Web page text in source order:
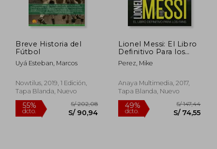
54% S/ 238,07 55%
Breve Historia del
Fútbol
Uyá Esteban, Marcos
Nowtilus, 2019, 1 Edición,
Tapa Blanda, Nuevo
Lionel Messi: El Libro
Definitivo Para los
Fans. Segunda
Edición (Libros
Perez, Mike
Anaya Multimedia, 2017,
Tapa Blanda, Nuevo